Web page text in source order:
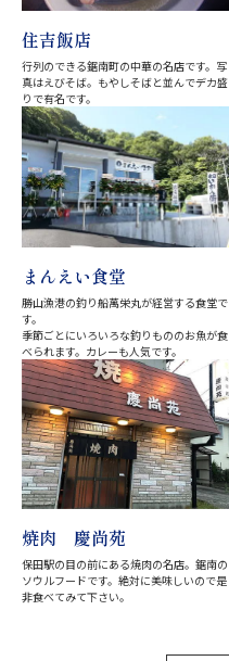
住吉飯店
行列のできる鋸南町の中華の名店です。写
真はえびそば。もやしそばと並んでデカ盛
りで有名です。
まんえい食堂
勝山漁港の釣り船萬栄丸が経営する食堂で
す。
季節ごとにいろいろな釣りもののお魚が食
べられます。カレーも人気です。
焼肉 慶尚苑
保田駅の目の前にある焼肉の名店。鋸南の
ソウルフードです。絶対に美味しいので是
非食べてみて下さい。